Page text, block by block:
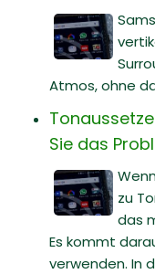
Atmos, ohne
Sie das
zu
das
Es kommt
verwenden. In